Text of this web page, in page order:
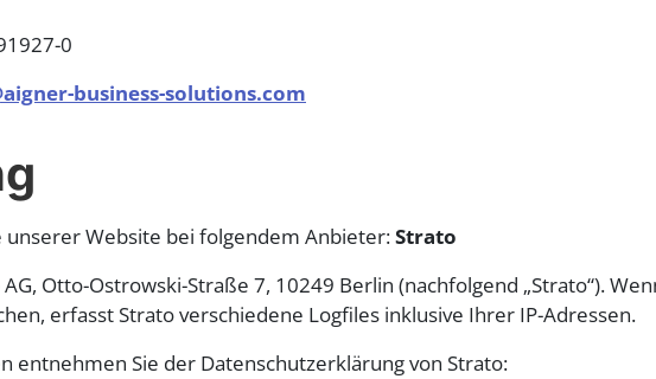
0
business-solutions.com
Website bei folgendem Anbieter:Strato
Otto-Ostrowski-Straße 7, 10249 Berlin (nachfolgend „Strato“).
erfasst Strato verschiedene Logfiles inklusive Ihrer IP-Adressen.
entnehmen Sie der Datenschutzerklärung von Strato: